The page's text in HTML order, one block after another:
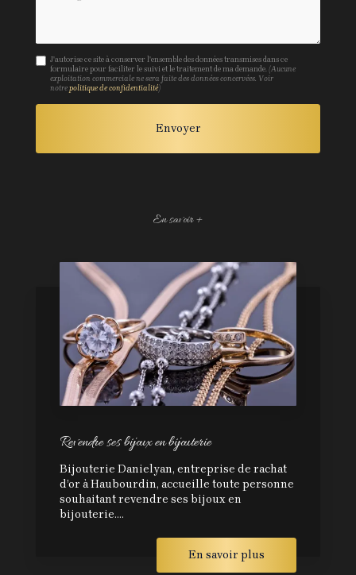
J'autorise ce site à conserver l'ensemble des données transmises dans ce
formulaire pour faciliter le suivi et le traitement de ma demande.(Aucune
exploitation commerciale ne sera faite des données concervées. Voir
notrepolitique de confidentialité)
En savoir +
Revendre ses bijoux en bijouterie
Bijouterie Danielyan, entreprise de rachat
d’or à Haubourdin, accueille toute personne
souhaitant revendre ses bijoux en
bijouterie....
En savoir plus